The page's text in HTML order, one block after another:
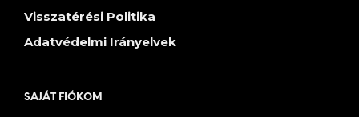
Visszatérési Politika
Adatvédelmi Irányelvek
SAJÁT FIÓKOM